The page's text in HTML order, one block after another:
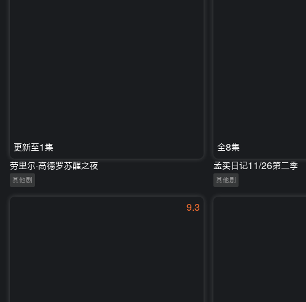
更新至1集
劳里尔·高德罗苏醒之夜
其他剧
全8集
孟买日记11/26第二季
其他剧
9.3